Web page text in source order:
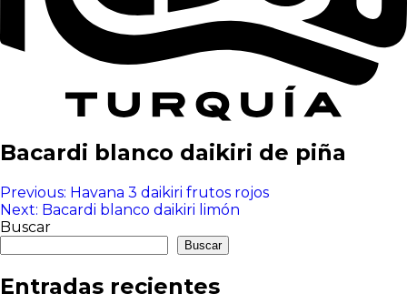
Bacardi blanco daikiri de piña
Navegación
de
entradas
Previous: Havana 3 daikiri frutos rojos
Next: Bacardi blanco daikiri limón
Buscar
Buscar
Entradas recientes